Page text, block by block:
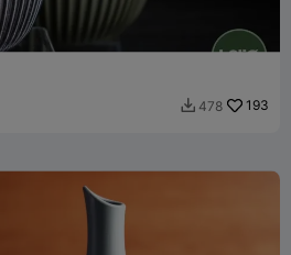
 478 193